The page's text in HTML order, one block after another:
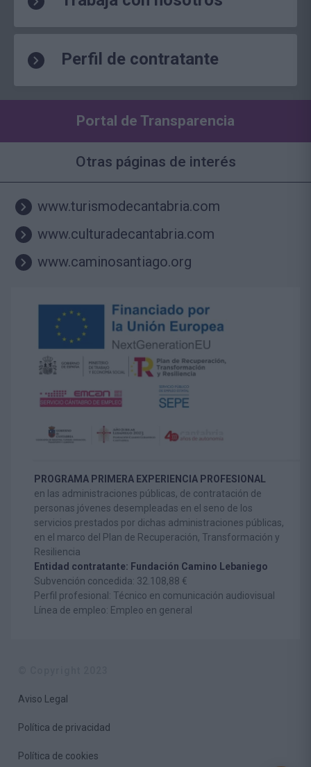
Perfil de contratante
Portal de Transparencia
Otras páginas de interés
www.turismodecantabria.com
www.culturadecantabria.com
www.caminosantiago.org
PROGRAMA PRIMERA EXPERIENCIA PROFESIONAL
en las administraciones públicas, de contratación de
personas jóvenes desempleadas en el seno de los
servicios prestados por dichas administraciones públicas,
en el marco del Plan de Recuperación, Transformación y
Resiliencia
Entidad contratante: Fundación Camino Lebaniego
Subvención concedida: 32.108,88 €
Perfil profesional: Técnico en comunicación audiovisual
Línea de empleo: Empleo en general
Aviso Legal
Política de privacidad
Política de cookies